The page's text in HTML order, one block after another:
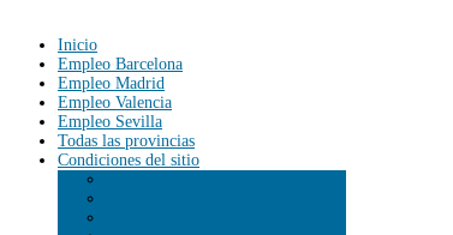
Inicio
Empleo Barcelona
Empleo Madrid
Empleo Valencia
Empleo Sevilla
Todas las provincias
Condiciones del sitio